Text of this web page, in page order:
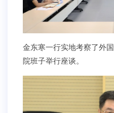
金东寒一行实地考察了外
院班子举行座谈。